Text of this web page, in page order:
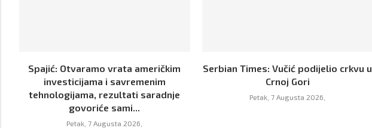
Spajić: Otvaramo vrata američkim
investicijama i savremenim
tehnologijama, rezultati saradnje
govoriće sami...
Petak, 7 Augusta 2026,
Serbian Times: Vučić podijelio crkvu u
Crnoj Gori
Petak, 7 Augusta 2026,